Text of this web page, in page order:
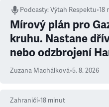
Podcasty:Výtah Respektu•18
Mírový plán pro
kruhu. Nastane
nebo odzbrojení
Zuzana Machálková•5. 8. 2026
Zahraničí•18 minut